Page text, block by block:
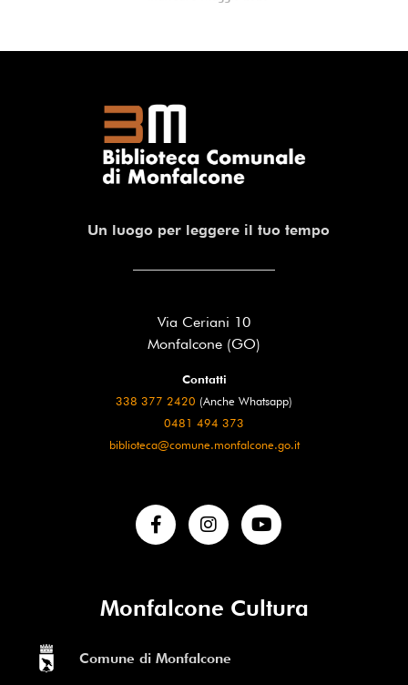
Un luogo per leggere il tuo tempo
Via Ceriani 10
Monfalcone (GO)
Contatti
338 377 2420 (Anche Whatsapp)
0481 494 373
biblioteca@comune.monfalcone.go.it
Monfalcone Cultura
Comune di Monfalcone